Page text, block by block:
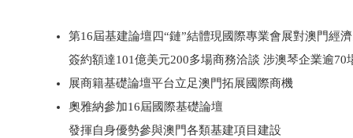
第16屆基建論壇四“鏈”結體現國際專業會展對澳門經
簽約額達101億美元200多場商務洽談 涉澳琴企業逾70
展商籍基礎論壇平台立足澳門拓展國際商機
奧雅納參加16屆國際基礎論壇
發揮自身優勢參與澳門各類基建項目建設